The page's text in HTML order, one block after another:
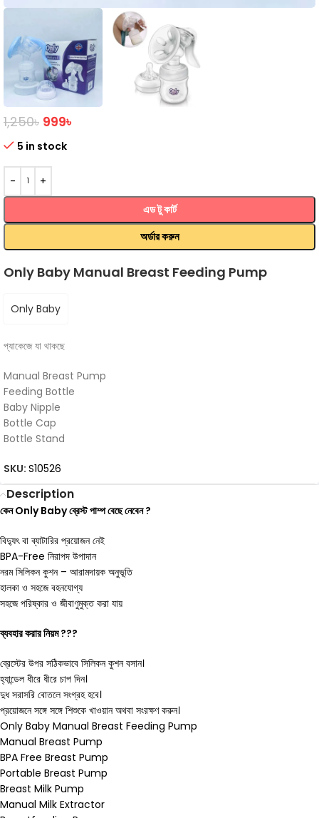
1,250৳ 999৳
5 in stock
এড টু কার্ট
অর্ডার করুন
Only Baby Manual Breast Feeding Pump
Only Baby
প্যাকেজে যা থাকছে
Manual Breast Pump
Feeding Bottle
Baby Nipple
Bottle Cap
Bottle Stand
SKU: S10526
Description
কেন Only Baby ব্রেস্ট পাম্প বেছে নেবেন ?
বিদ্যুৎ বা ব্যাটারির প্রয়োজন নেই
BPA-Free নিরাপদ উপাদান
নরম সিলিকন কুশন – আরামদায়ক অনুভূতি
হালকা ও সহজে বহনযোগ্য
সহজে পরিষ্কার ও জীবাণুমুক্ত করা যায়
ব্যবহার করার নিয়ম ???
ব্রেস্টের উপর সঠিকভাবে সিলিকন কুশন বসান।
হ্যান্ডেল ধীরে ধীরে চাপ দিন।
দুধ সরাসরি বোতলে সংগ্রহ হবে।
প্রয়োজনে সঙ্গে সঙ্গে শিশুকে খাওয়ান অথবা সংরক্ষণ করুন।
Only Baby Manual Breast Feeding Pump
Manual Breast Pump
BPA Free Breast Pump
Portable Breast Pump
Breast Milk Pump
Manual Milk Extractor